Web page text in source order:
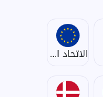
الاتحاد الأوروبي